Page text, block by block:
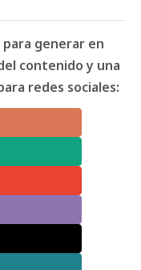
generar en
contenido y una
redes sociales: